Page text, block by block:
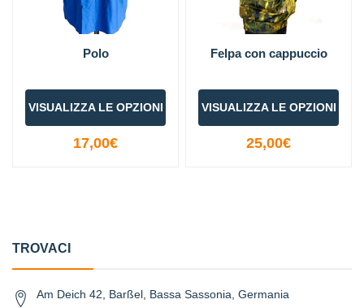
Polo
VISUALIZZA LE OPZIONI
17,00€
Felpa con cappuccio
VISUALIZZA LE OPZIONI
25,00€
TROVACI
Am Deich 42, Barßel, Bassa Sassonia, Germania